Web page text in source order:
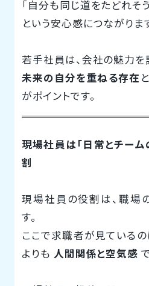
「自分も同じ道をたどれそう
という安心感につながりま
若手社員は、会社の魅力を
未来の自分を重ねる存在
がポイントです。
現場社員は「日常とチー
割
現場社員の役割は、職場
す。
ここで求職者が見ている
よりも 人間関係と空気感